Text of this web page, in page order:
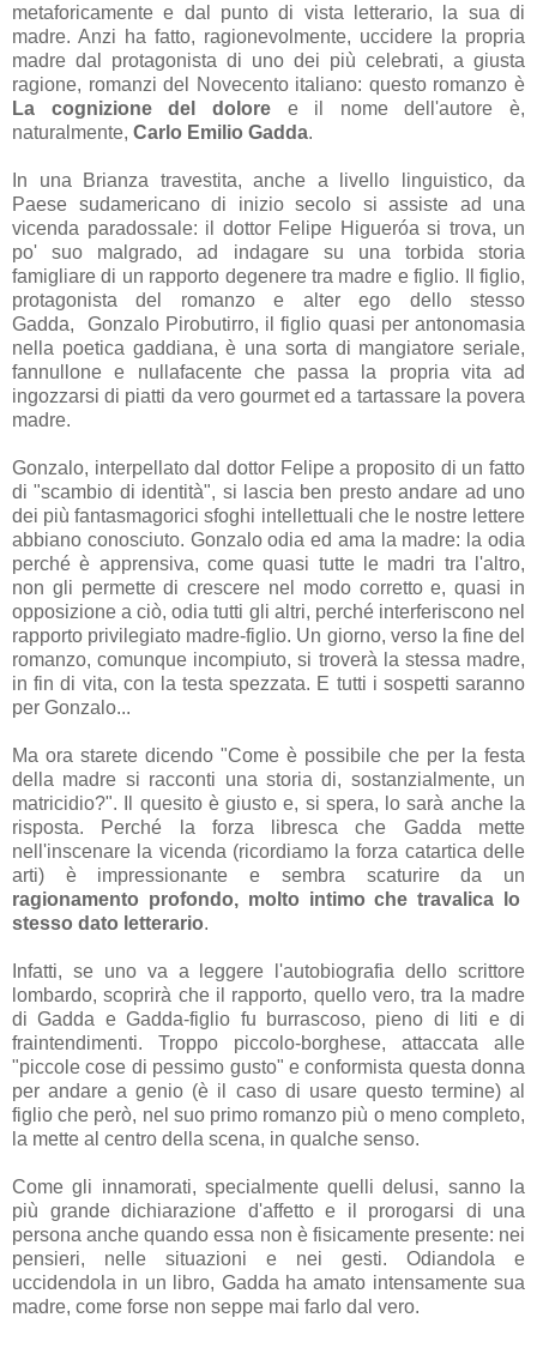
metaforicamente e dal punto di vista letterario, la sua di
madre. Anzi ha fatto, ragionevolmente, uccidere la propria
madre dal protagonista di uno dei più celebrati, a giusta
ragione, romanzi del Novecento italiano: questo romanzo è
La cognizione del doloree il nome dell'autore è,
naturalmente, Carlo Emilio Gadda.
In una Brianza travestita, anche a livello linguistico, da
Paese sudamericano di inizio secolo si assiste ad una
vicenda paradossale: il dottor Felipe Higueróa si trova, un
po' suo malgrado, ad indagare su una torbida storia
famigliare di un rapporto degenere tra madre e figlio. Il figlio,
protagonista del romanzo e alter ego dello stesso
Gadda, Gonzalo Pirobutirro, il figlio quasi per antonomasia
nella poetica gaddiana, è una sorta di mangiatore seriale,
fannullone e nullafacente che passa la propria vita ad
ingozzarsi di piatti da vero gourmet ed a tartassare la povera
madre.
Gonzalo, interpellato dal dottor Felipe a proposito di un fatto
di "scambio di identità", si lascia ben presto andare ad uno
dei più fantasmagorici sfoghi intellettuali che le nostre lettere
abbiano conosciuto. Gonzalo odia ed ama la madre: la odia
perché è apprensiva, come quasi tutte le madri tra l'altro,
non gli permette di crescere nel modo corretto e, quasi in
opposizione a ciò, odia tutti gli altri, perché interferiscono nel
rapporto privilegiato madre-figlio. Un giorno, verso la fine del
romanzo, comunque incompiuto, si troverà la stessa madre,
in fin di vita, con la testa spezzata. E tutti i sospetti saranno
per Gonzalo...
Ma ora starete dicendo "Come è possibile che per la festa
della madre si racconti una storia di, sostanzialmente, un
matricidio?". Il quesito è giusto e, si spera, lo sarà anche la
risposta. Perché la forza libresca che Gadda mette
nell'inscenare la vicenda (ricordiamo la forza catartica delle
arti) è impressionante e sembra scaturire da un
ragionamento profondo, molto intimo che travalica lo
stesso dato letterario.
Infatti, se uno va a leggere l'autobiografia dello scrittore
lombardo, scoprirà che il rapporto, quello vero, tra la madre
di Gadda e Gadda-figlio fu burrascoso, pieno di liti e di
fraintendimenti. Troppo piccolo-borghese, attaccata alle
"piccole cose di pessimo gusto" e conformista questa donna
per andare a genio (è il caso di usare questo termine) al
figlio che però, nel suo primo romanzo più o meno completo,
la mette al centro della scena, in qualche senso.
Come gli innamorati, specialmente quelli delusi, sanno la
più grande dichiarazione d'affetto e il prorogarsi di una
persona anche quando essa non è fisicamente presente: nei
pensieri, nelle situazioni e nei gesti. Odiandola e
uccidendola in un libro, Gadda ha amato intensamente sua
madre, come forse non seppe mai farlo dal vero.